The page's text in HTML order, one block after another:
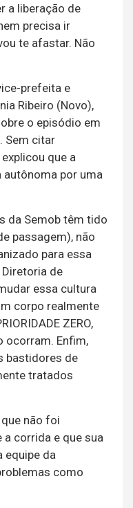
a liberação de
precisa ir
te afastar. Não
prefeita e
Ribeiro (Novo),
o episódio em
Sem citar
que a
por uma
da Semob têm tido
passagem), não
para essa
de
essa cultura
corpo realmente
ZERO,
ocorram. Enfim,
bastidores de
tratados
não foi
corrida e que sua
equipe da
como